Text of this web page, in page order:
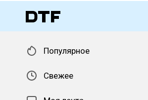
Популярное
Свежее